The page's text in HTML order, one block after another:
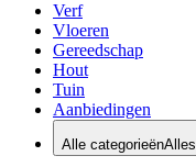
Verf
Vloeren
Gereedschap
Hout
Tuin
Aanbiedingen
Alle categorieënAlles